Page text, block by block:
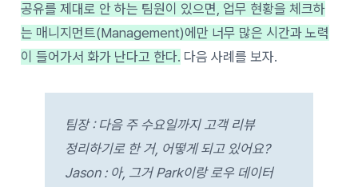
공유를 제대로 안 하는 팀원이 있으면, 업무 현황을 체크하
는 매니지먼트(Management)에만 너무 많은 시간과 노력
이 들어가서 화가 난다고 한다. 다음 사례를 보자.
팀장 : 다음 주 수요일까지 고객 리뷰
정리하기로 한 거, 어떻게 되고 있어요?
Jason : 아, 그거 Park이랑 로우 데이터